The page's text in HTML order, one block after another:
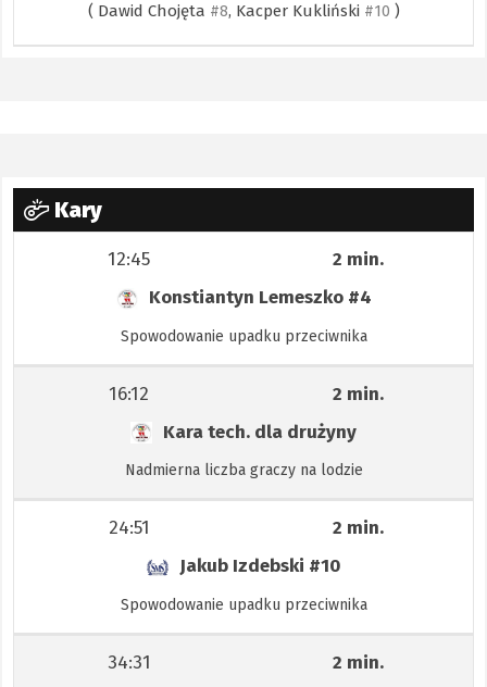
( Dawid Chojęta #8, Kacper Kukliński #10 )
Kary
12:45
2 min.
Konstiantyn Lemeszko #4
Spowodowanie upadku przeciwnika
16:12
2 min.
Kara tech. dla drużyny
Nadmierna liczba graczy na lodzie
24:51
2 min.
Jakub Izdebski #10
Spowodowanie upadku przeciwnika
34:31
2 min.